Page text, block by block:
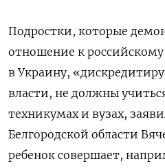
Подростки, которые
отношение к
в Украину,
власти, не должны
техникумах и вузах,
Белгородской области
ребенок совершает,